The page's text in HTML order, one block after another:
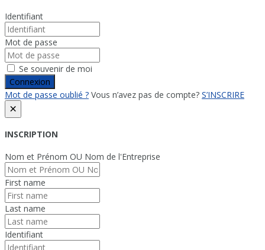
Identifiant
Mot de passe
Se souvenir de moi
Connexion
Mot de passe oublié ? Vous n’avez pas de compte? S’INSCRIRE
×
INSCRIPTION
Nom et Prénom OU Nom de l'Entreprise
First name
Last name
Identifiant